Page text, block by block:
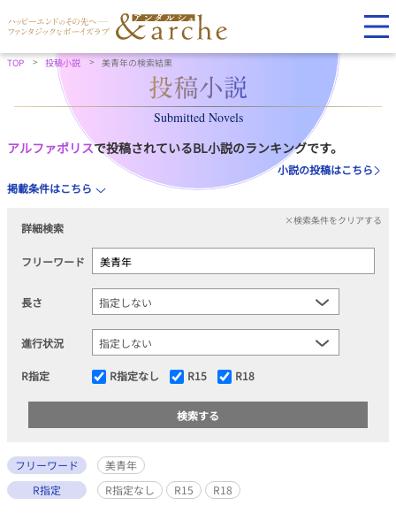
TOP 投稿小説 美青年の検索結果
Submitted Novels
アルファポリスで投稿されているBL小説のランキングです。
小説の投稿はこちら
掲載条件はこちら
詳細検索
×検索条件をクリアする
フリーワード
長さ
進行状況
R指定 R指定なし R15 R18
フリーワード
美青年
R指定
R指定なし R15 R18